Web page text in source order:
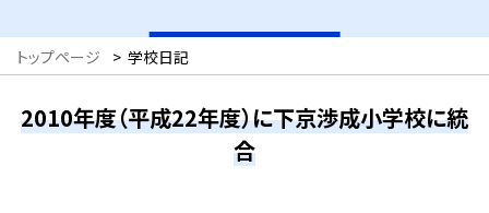
トップページ > 学校日記
2010年度（平成22年度）に下京渉成小学校に統
合